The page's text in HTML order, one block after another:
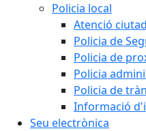
Policia local
Atenció
Policia de
Policia de
Policia
Policia de
Informació
Seu electrònica